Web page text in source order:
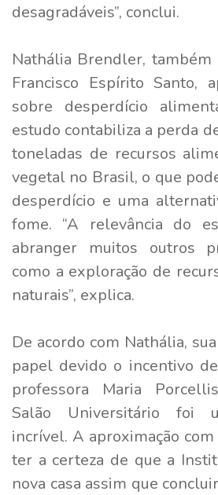
desagradáveis”, conclui.
Nathália Brendler, também
Francisco Espírito Santo,
sobre desperdício
estudo contabiliza a perda
toneladas de recursos
vegetal no Brasil, o que
desperdício e uma
fome. “A relevância do
abranger muitos outros
como a exploração de
naturais”, explica.
De acordo com Nathália,
papel devido o incentivo
professora Maria
Salão Universitário foi
incrível. A aproximação
ter a certeza de que a
nova casa assim que